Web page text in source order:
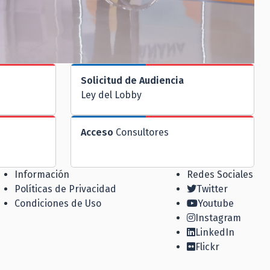
Solicitud de Audiencia
Ley del Lobby
Acceso Consultores
Información
Políticas de Privacidad
Condiciones de Uso
Redes Sociales
Twitter
Youtube
Instagram
LinkedIn
Flickr